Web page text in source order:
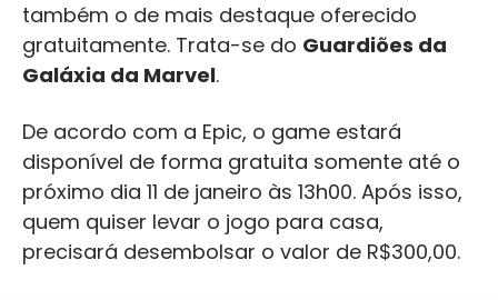
também o de mais destaque oferecido
gratuitamente. Trata-se do Guardiões da
Galáxia da Marvel.
De acordo com a Epic, o game estará
disponível de forma gratuita somente até o
próximo dia 11 de janeiro às 13h00. Após isso,
quem quiser levar o jogo para casa,
precisará desembolsar o valor de R$300,00.